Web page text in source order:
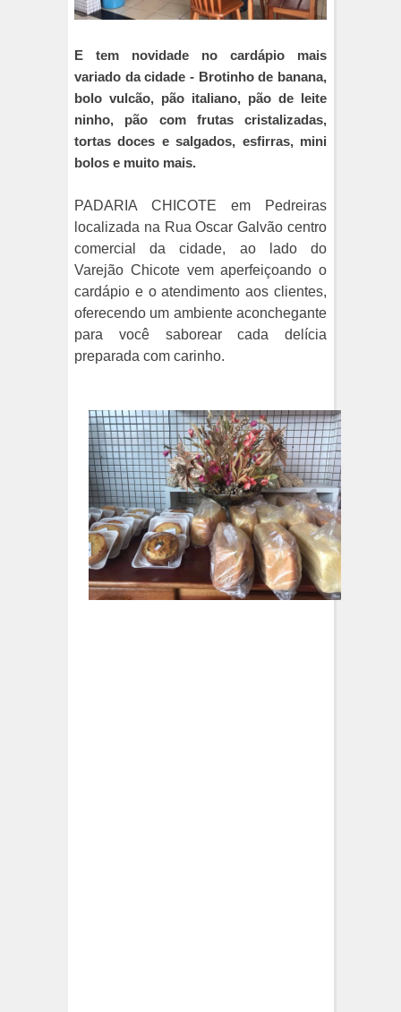
E tem novidade no cardápio mais
variado da cidade - Brotinho de banana,
bolo vulcão, pão italiano, pão de leite
ninho, pão com frutas cristalizadas,
tortas doces e salgados, esfirras, mini
bolos e muito mais.
PADARIA CHICOTE em Pedreiras
localizada na Rua Oscar Galvão centro
comercial da cidade, ao lado do
Varejão Chicote vem aperfeiçoando o
cardápio e o atendimento aos clientes,
oferecendo um ambiente aconchegante
para você saborear cada delícia
preparada com carinho.